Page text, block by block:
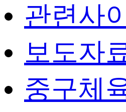
관련사
보도자
중구체